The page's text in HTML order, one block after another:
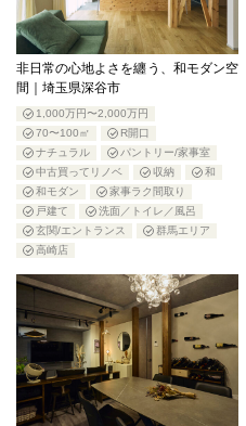
非日常の心地よさを纏う、和モダン空
間｜埼玉県深谷市
1,000万円〜2,000万円
70〜100㎡
R開口
ナチュラル
パントリー/家事室
中古買ってリノベ
収納
和
和モダン
家事ラク間取り
戸建て
洗面／トイレ／風呂
玄関/エントランス
群馬エリア
高崎店